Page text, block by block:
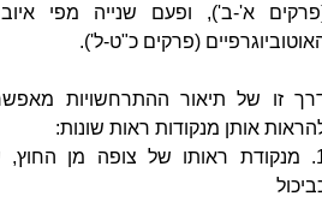
א'-ב'), ופעם שנייה מפי
(פרקים כ"ט-ל').
זו של תיאור ההתרחשויות
אותן מנקודות ראות שונות:
1. מנקודת ראותו של צופה מן החוץ,